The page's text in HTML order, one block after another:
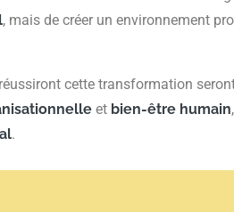
, mais de créer un environnement
cette transformation
et bien-être humain
.